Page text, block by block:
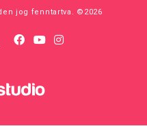
jog fenntartva. ©2026